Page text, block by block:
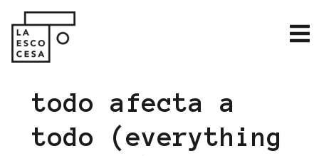
todo afecta a
todo (everything